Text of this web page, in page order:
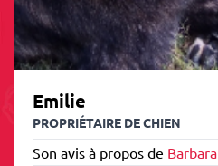
Emilie
PROPRIÉTAIRE DE CHIEN
Son avis à propos de Barbara